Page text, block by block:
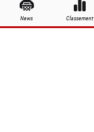
News Classement
Los Angeles Sparks
Minnesota Lynx